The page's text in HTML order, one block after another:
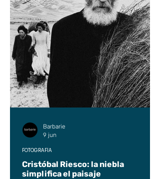
Cristóbal Riesco: la niebla
simplifica el paisaje
FOTOGRAFÍA
Barbarie
9 jun